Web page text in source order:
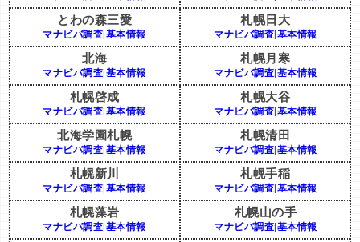
とわの森三愛
マナビバ調査 基本情報
札幌日大
マナビバ調査 基本情報
北海
マナビバ調査 基本情報
札幌月寒
マナビバ調査 基本情報
札幌啓成
マナビバ調査 基本情報
札幌大谷
マナビバ調査 基本情報
北海学園札幌
マナビバ調査 基本情報
札幌清田
マナビバ調査 基本情報
札幌新川
マナビバ調査 基本情報
札幌手稲
マナビバ調査 基本情報
札幌藻岩
マナビバ調査 基本情報
札幌山の手
マナビバ調査 基本情報